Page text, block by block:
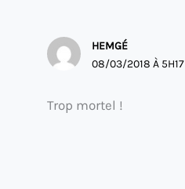
HEMGÉ
08/03/2018 À 5H17
Trop mortel !